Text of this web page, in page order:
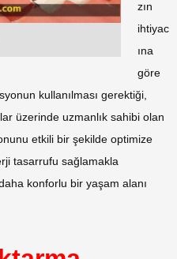
zın
ihtiyac
ına
göre
kullanılması gerektiği,
üzerinde uzmanlık sahibi olan
etkili bir şekilde optimize
tasarrufu sağlamakla
konforlu bir yaşam alanı